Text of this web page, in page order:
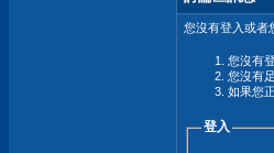
您沒有登入或者
您沒有
您沒有
如果您
登入